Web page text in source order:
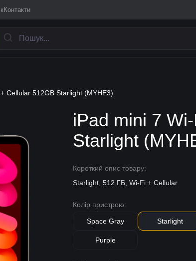
Контакти
Cellular 512GB Starlight (MYHE3)
iPad mini 7
Starlight
Короткий опис товару:
Starlight, 512 ГБ, Wi-Fi + Cellular
Колір пристрою:
Space Gray Starlight
Purple